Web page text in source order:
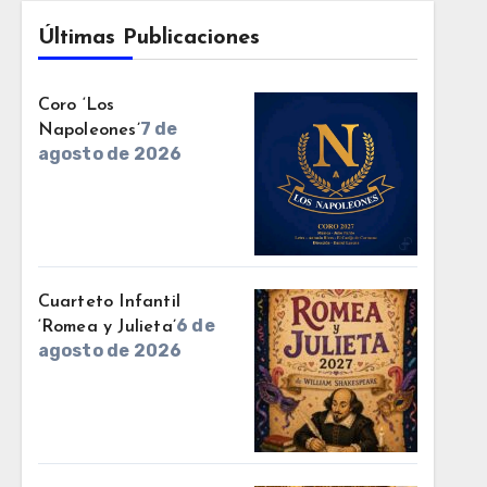
Últimas Publicaciones
Coro ‘Los
Napoleones’7 de
agosto de 2026
Cuarteto Infantil
‘Romea y Julieta’6 de
agosto de 2026